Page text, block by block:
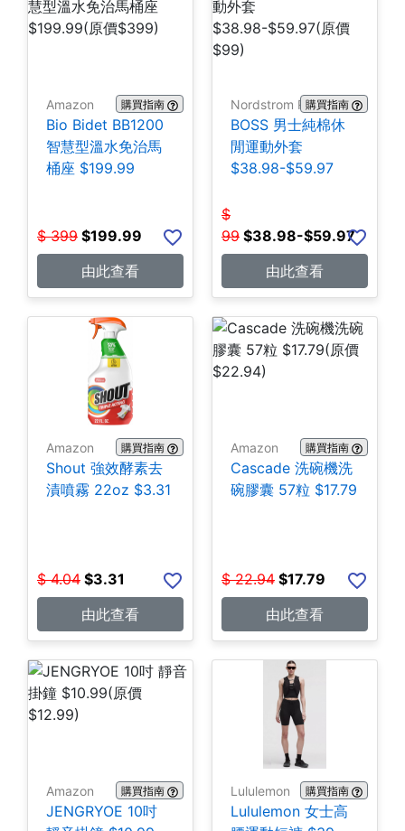
Amazon 購買指南
Bio Bidet BB1200
智慧型溫水免治馬
桶座 $199.99
$ 399 $199.99
由此查看
Nordstrom Rack購買指南
BOSS 男士純棉休
閒運動外套
$38.98-$59.97
$
99 $38.98-$59.97
由此查看
Amazon 購買指南
Shout 強效酵素去
漬噴霧 22oz $3.31
$ 4.04 $3.31
由此查看
Amazon 購買指南
Cascade 洗碗機洗
碗膠囊 57粒 $17.79
$ 22.94 $17.79
由此查看
Amazon 購買指南
JENGRYOE 10吋
Lululemon 購買指南
Lululemon 女士高